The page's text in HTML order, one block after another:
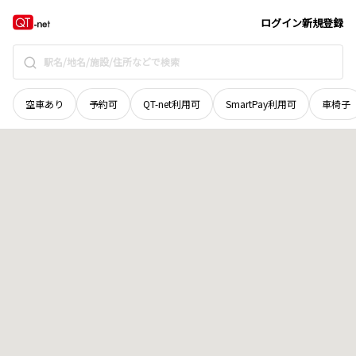
ログイン新規登録
空車あり 予約可 QT-net利用可 SmartPay利用可 車椅子
福井県